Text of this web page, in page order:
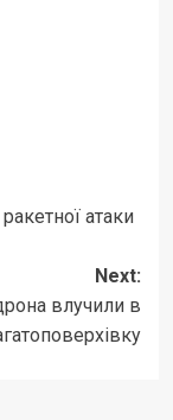
атаки
Next:
влучили в